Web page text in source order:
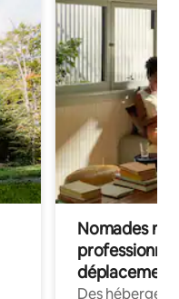
Nomades
déplacement
Des